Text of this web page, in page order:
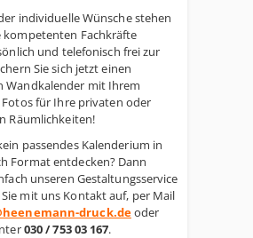
individuelle Wünsche stehen
kompetenten Fachkräfte
und telefonisch frei zur
Sie sich jetzt einen
Wandkalender mit Ihrem
für Ihre privaten oder
Räumlichkeiten!
passendes Kalenderium in
Format entdecken? Dann
unseren Gestaltungsservice
mit uns Kontakt auf, per Mail
druck.deoder
030 / 753 03 167.